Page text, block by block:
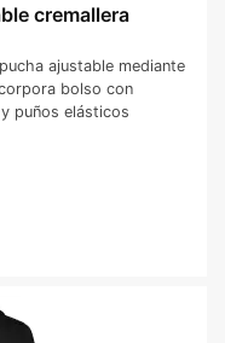
cremallera
ajustable mediante
bolso con
puños elásticos